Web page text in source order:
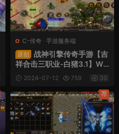
C-传奇 · 手游服务端
原创
战神引擎传奇手游【吉
祥合击三职业-白猪3.1】Wi
n一键服务端+安卓苹果双端
+GM授权后台+视频架设教
程
2024-07-12 759 30
荐